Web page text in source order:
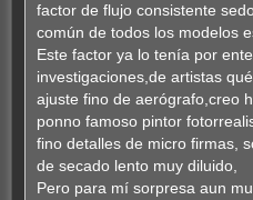
factor de flujo consistente
común de todos los modelos
Este factor ya lo tenía por
investigaciones,de artistas
ajuste fino de aerógrafo,creo
ponno famoso pintor
fino detalles de micro firmas,
de secado lento muy diluido,
Pero para mí sorpresa aun